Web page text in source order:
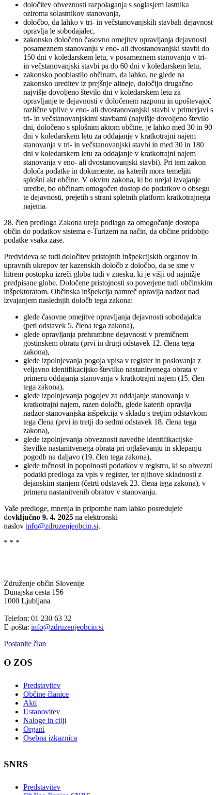
določitev obveznosti razpolaganja s soglasjem lastnika
oziroma solastnikov stanovanja,
določbo, da lahko v tri- in večstanovanjskih stavbah dejavnost
opravlja le sobodajalec,
zakonsko določeno časovno omejitev opravljanja dejavnosti
posameznem stanovanju v eno- ali dvostanovanjski stavbi do
150 dni v koledarskem letu, v posameznem stanovanju v tri-
in večstanovanjski stavbi pa do 60 dni v koledarskem letu,
zakonsko pooblastilo občinam, da lahko, ne glede na
zakonsko ureditev iz prejšnje alineje, določijo drugačno
najvišje dovoljeno število dni v koledarskem letu za
opravljanje te dejavnosti v določenem razponu in upoštevajoč
različne vplive v eno- ali dvostanovanjski stavbi v primerjavi s
tri- in večstanovanjskimi stavbami (najvišje dovoljeno število
dni, določeno s splošnim aktom občine, je lahko med 30 in 90
dni v koledarskem letu za oddajanje v kratkotrajni najem
stanovanja v tri- in večstanovanjski stavbi in med 30 in 180
dni v koledarskem letu za oddajanje v kratkotrajni najem
stanovanja v eno- ali dvostanovanjski stavbi). Pri tem zakon
določa podatke in dokumente, na katerih mora temeljiti
splošni akt občine. V okviru zakona, ki bo urejal izvajanje
uredbe, bo občinam omogočen dostop do podatkov o obsegu
te dejavnosti, prejetih s strani spletnih platform kratkotrajnega
najema.
28. člen predloga Zakona ureja podlago za omogočanje dostopa
občin do podatkov sistema e-Turizem na način, da občine pridobijo
podatke vsaka zase.
Predvideva se tudi določitev pristojnih inšpekcijskih organov in
upravnih ukrepov ter kazenskih določb z določbo, da se sme v
hitrem postopku izreči globa tudi v znesku, ki je višji od najnižje
predpisane globe. Določene pristojnosti so poverjene tudi občinskim
inšpektoratom. Občinska inšpekcija namreč opravlja nadzor nad
izvajanjem naslednjih določb tega zakona:
glede časovne omejitve opravljanja dejavnosti sobodajalca
(peti odstavek 5. člena tega zakona),
glede opravljanja prehrambne dejavnosti v premičnem
gostinskem obratu (prvi in drugi odstavek 12. člena tega
zakona),
glede izpolnjevanja pogoja vpisa v register in poslovanja z
veljavno identifikacijsko številko nastanitvenega obrata v
primeru oddajanja stanovanja v kratkotrajni najem (15. člen
tega zakona),
glede izpolnjevanja pogojev za oddajanje stanovanja v
kratkotrajni najem, razen določb, glede katerih opravlja
nadzor stanovanjska inšpekcija v skladu s tretjim odstavkom
tega člena (prvi in tretji do sedmi odstavek 18. člena tega
zakona),
glede izpolnjevanja obveznosti navedbe identifikacijske
številke nastanitvenega obrata pri oglaševanju in sklepanju
pogodb na daljavo (19. člen tega zakona),
glede točnosti in popolnosti podatkov v registru, ki so obvezni
podatki predloga za vpis v register, ter njihove skladnosti z
dejanskim stanjem (četrti odstavek 23. člena tega zakona), v
primeru nastanitvenih obratov v stanovanju.
Vaše predloge, mnenja in pripombe nam lahko posredujete
dovključno 9. 4. 2025 na elektronski
naslov info@zdruzenjeobcin.si.
* * *
Združenje občin Slovenije
Dunajska cesta 156
1000 Ljubljana
Telefon: 01 230 63 32
E-pošta: info@zdruzenjeobcin.si
Postanite član
O ZOS
Predstavitev
Občine članice
Akti
Ustanovitev
Naloge in cilji
Organi
Osebna izkaznica
SNRS
Predstavitev